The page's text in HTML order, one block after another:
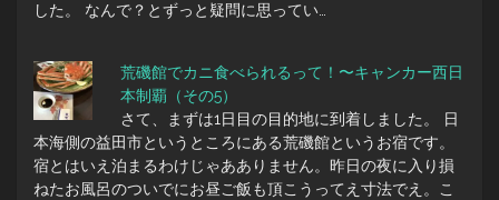
した。 なんで？とずっと疑問に思ってい…
荒磯館でカニ食べられるって！〜キャンカー西日
本制覇（その5）
さて、まずは1日目の目的地に到着しました。 日
本海側の益田市というところにある荒磯館というお宿です。
宿とはいえ泊まるわけじゃあありません。昨日の夜に入り損
ねたお風呂のついでにお昼ご飯も頂こうってえ寸法でえ。こ